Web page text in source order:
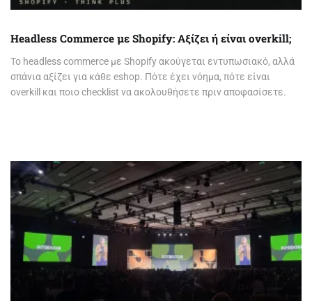
Headless Commerce με Shopify: Αξίζει ή είναι overkill;
Το headless commerce με Shopify ακούγεται εντυπωσιακό, αλλά
σπάνια αξίζει για κάθε eshop. Πότε έχει νόημα, πότε είναι
overkill και ποιο checklist να ακολουθήσετε πριν αποφασίσετε.